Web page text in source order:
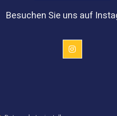
Besuchen Sie uns auf